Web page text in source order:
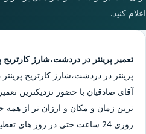
اعلام کنید.
تعمیر پرینتر در دردشت،شارژ
پرینتر در دردشت،شارژ کارتریج
آقای صادقیان با حضور نزدیکترین
ترین زمان و مکان و ارزان تر از همه
روزی 24 ساعت حتی در روز های